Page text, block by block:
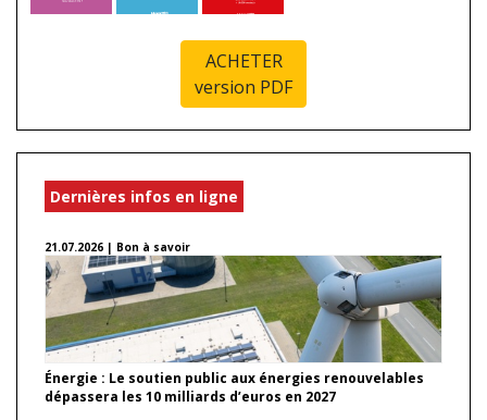
ACHETER
version PDF
Dernières infos en ligne
21.07.2026 | Bon à savoir
Énergie : Le soutien public aux énergies renouvelables
dépassera les 10 milliards d’euros en 2027